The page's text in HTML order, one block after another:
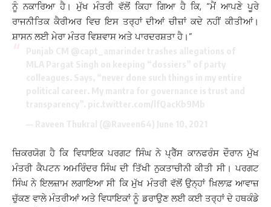
ਨੂੰ ਨਕਾਰਿਆ ਹੈ। ਮੁੱਖ ਮੰਤਰੀ ਵੱਲੋਂ ਕਿਹਾ ਗਿਆ ਹੈ ਕਿ, “ਮੈਂ ਆਪਣੇ ਪੂਰੇ
ਰਾਜਨੀਤਿਕ ਕੈਰੀਅਰ ਵਿਚ ਇਸ ਤਰ੍ਹਾਂ ਦੀਆਂ ਚੀਜ਼ਾਂ ਕਦੇ ਨਹੀਂ ਕੀਤੀਆਂ।
ਸ਼ਾਸਨ ਲਈ ਮੇਰਾ ਮੰਤਰ ਵਿਸ਼ਵਾਸ ਅਤੇ ਪਾਰਦਰਸ਼ਤਾ ਹੈ।”
ਜ਼ਿਕਰਯੋਗ ਹੈ ਕਿ ਵਿਧਾਇਕ ਪਰਗਟ ਸਿੰਘ ਨੇ ਪ੍ਰੈੱਸ ਕਾਨਫਰੰਸ ਦੌਰਾਨ ਮੁੱਖ
ਮੰਤਰੀ ਕੈਪਟਨ ਅਮਰਿੰਦਰ ਸਿੰਘ ਦੀ ਤਿੱਖੀ ਨੁਕਤਾਚੀਨੀ ਕੀਤੀ ਸੀ। ਪਰਗਟ
ਸਿੰਘ ਨੇ ਇਲਜ਼ਾਮ ਲਗਾਇਆ ਸੀ ਕਿ ਮੁੱਖ ਮੰਤਰੀ ਵੱਲੋਂ ਉਨ੍ਹਾਂ ਖ਼ਿਲਾਫ਼ ਆਵਾਜ਼
ਚੁੱਕਣ ਵਾਲੇ ਮੰਤਰੀਆਂ ਅਤੇ ਵਿਧਾਇਕਾਂ ਨੂੰ ਡਰਾਉਣ ਲਈ ਕਈ ਤਰ੍ਹਾਂ ਦੇ ਹਥਕੰਡੇ